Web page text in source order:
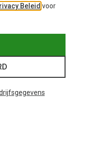
Beleid voor